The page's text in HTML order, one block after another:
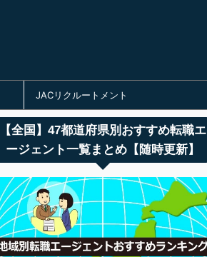
JACリクルートメント
【全国】47都道府県別おすすめ転職エ
ージェント一覧まとめ【随時更新】